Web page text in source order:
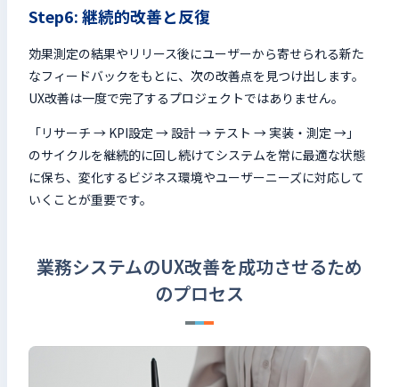
Step6: 継続的改善と反復
効果測定の結果やリリース後にユーザーから寄せられる新た
なフィードバックをもとに、次の改善点を見つけ出します。
UX改善は一度で完了するプロジェクトではありません。
「リサーチ → KPI設定 → 設計 → テスト → 実装・測定 →」
のサイクルを継続的に回し続けてシステムを常に最適な状態
に保ち、変化するビジネス環境やユーザーニーズに対応して
いくことが重要です。
業務システムのUX改善を成功させるため
のプロセス